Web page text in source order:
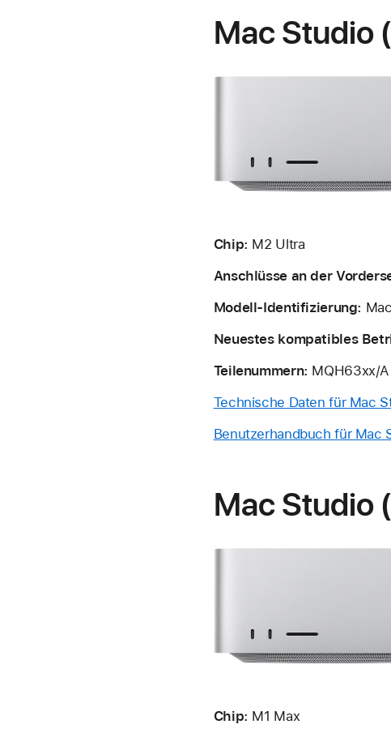
Mac Studio
Chip: M2 Ultra
Anschlüsse an der
Modell-Identifizierung:
Neuestes kompatibles
Teilenummern: MQH63xx/A
Technische Daten für Mac
Benutzerhandbuch für Mac
Mac Studio
Chip: M1 Max